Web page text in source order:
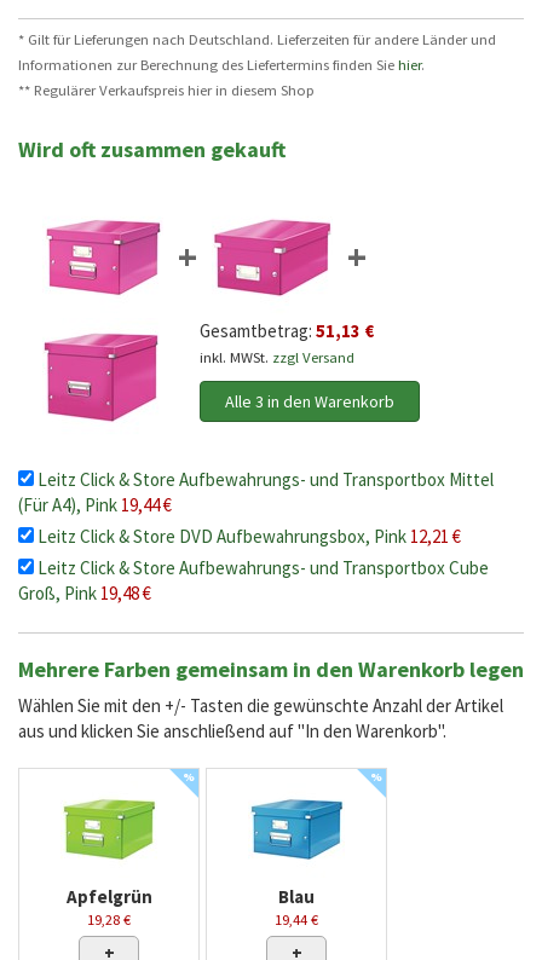
* Gilt für Lieferungen nach Deutschland. Lieferzeiten für andere Länder und
Informationen zur Berechnung des Liefertermins finden Siehier.
** Regulärer Verkaufspreis hier in diesem Shop
Wird oft zusammen gekauft
+ +
Gesamtbetrag: 51,13 €
inkl. MWSt. zzgl Versand
Alle 3 in den Warenkorb
Leitz Click & Store Aufbewahrungs- und Transportbox Mittel
(Für A4), Pink 19,44 €
Leitz Click & Store DVD Aufbewahrungsbox, Pink 12,21 €
Leitz Click & Store Aufbewahrungs- und Transportbox Cube
Groß, Pink 19,48 €
Mehrere Farben gemeinsam in den Warenkorb legen
Wählen Sie mit den +/- Tasten die gewünschte Anzahl der Artikel
aus und klicken Sie anschließend auf "In den Warenkorb".
%
Apfelgrün
19,28 €
+
%
Blau
19,44 €
+